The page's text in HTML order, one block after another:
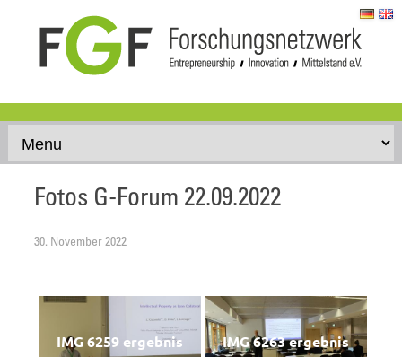
Skip to content
Fotos G-Forum 22.09.2022
30. November 2022
IMG 6259 ergebnis IMG 6263 ergebnis